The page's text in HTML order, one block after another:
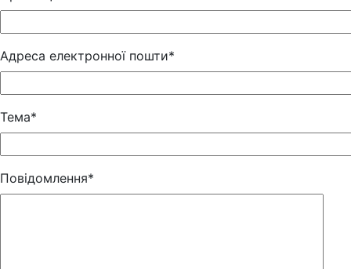
Адреса електронної пошти*
Тема*
Повідомлення*